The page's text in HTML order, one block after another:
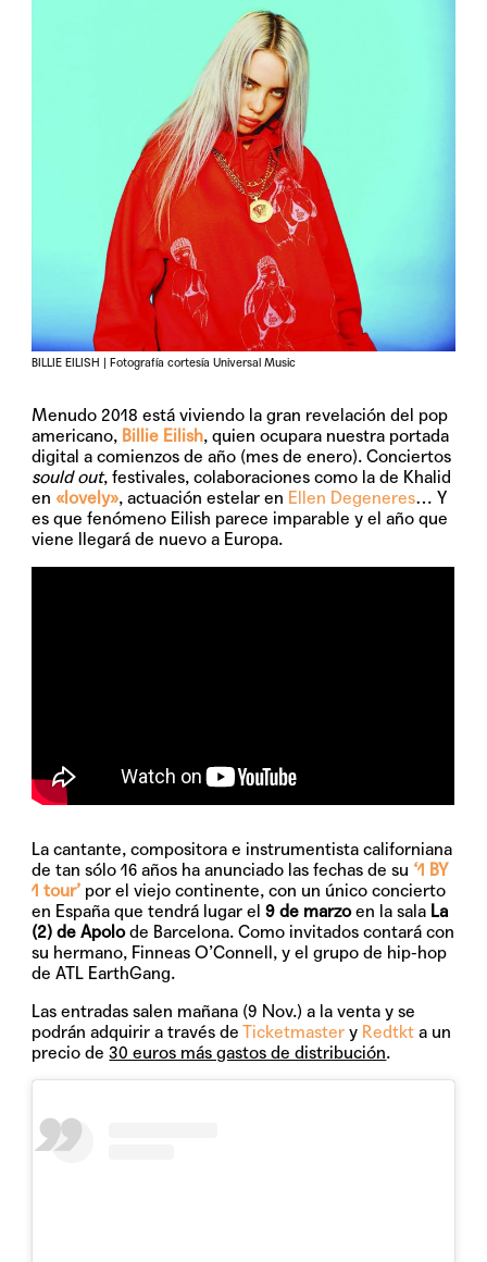
BILLIE EILISH | Fotografía cortesía Universal Music
Menudo 2018 está viviendo la gran revelación del pop
americano, Billie Eilish, quien ocupara nuestra portada
digital a comienzos de año (mes de enero). Conciertos
sould out, festivales, colaboraciones como la de Khalid
en «lovely», actuación estelar en Ellen Degeneres… Y
es que fenómeno Eilish parece imparable y el año que
viene llegará de nuevo a Europa.
La cantante, compositora e instrumentista californiana
de tan sólo 16 años ha anunciado las fechas de su ‘1 BY
1 tour’ por el viejo continente, con un único concierto
en España que tendrá lugar el9 de marzoen la sala La
(2) de Apolode Barcelona. Como invitados contará con
su hermano, Finneas O’Connell, y el grupo de hip-hop
de ATL EarthGang.
Las entradas salen mañana (9 Nov.) a la venta y se
podrán adquirir a través deTicketmaster y Redtkt a un
precio de30 euros más gastos de distribución.